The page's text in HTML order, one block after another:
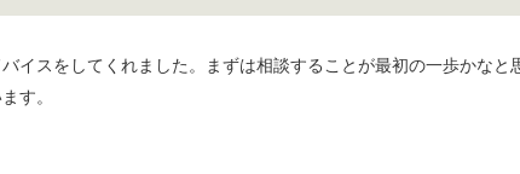
イスをしてくれました。まずは相談することが最初の一歩かなと
す。